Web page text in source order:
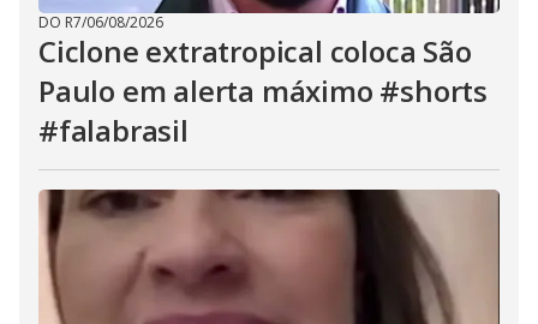
DO R7/06/08/2026
Ciclone extratropical coloca São
Paulo em alerta máximo #shorts
#falabrasil